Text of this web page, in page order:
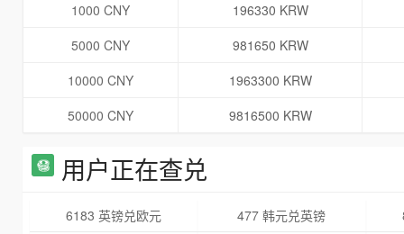
1000 CNY
196330 KRW
5000 CNY
981650 KRW
10000 CNY
1963300 KRW
50000 CNY
9816500 KRW
用户正在查兑
6183 英镑兑欧元 477 韩元兑英镑